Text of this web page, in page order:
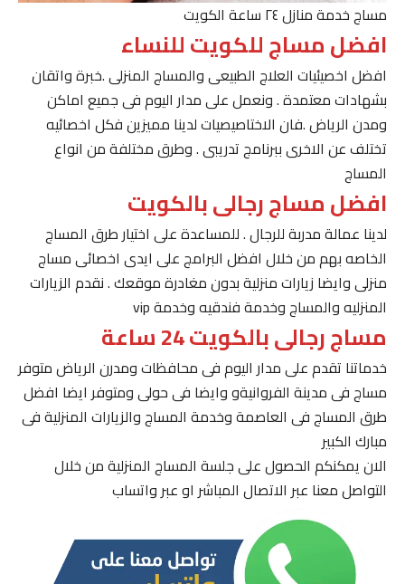
مساج خدمة منازل ٢٤ ساعة الكويت
افضل مساج للكويت للنساء
افضل اخصيئيات العلاج الطبيعى والمساج المنزلى .خبرة واتقان
بشهادات معتمدة . ونعمل على مدار اليوم فى جميع اماكن
ومدن الرياض .فان الاختاصيصيات لدينا مميزين فكل اخصائيه
تختلف عن الاخرى ببرنامج تدريبى . وطرق مختلفة من انواع
المساج
افضل مساج رجالى بالكويت
لدينا عمالة مدربة للرجال . للمساعدة على اختيار طرق المساج
الخاصه بهم من خلال افضل البرامج على ايدى اخصائى مساج
منزلى وايضا زيارات منزلية بدون مغادرة موقعك . نقدم الزيارات
المنزليه والمساج وخدمة فندقيه وخدمة vip
مساج رجالى بالكويت 24 ساعة
خدماتنا تقدم على مدار اليوم فى محافظات ومدرن الرياض متوفر
مساج فى مدينة الفروانيةو وايضا فى حولى ومتوفر ايضا افضل
طرق المساج فى العاصمة وخدمة المساج والزيارات المنزلية فى
مبارك الكبير
الان يمكنكم الحصول على جلسة المساج المنزلية من خلال
التواصل معنا عبر الاتصال المباشر او عبر واتساب